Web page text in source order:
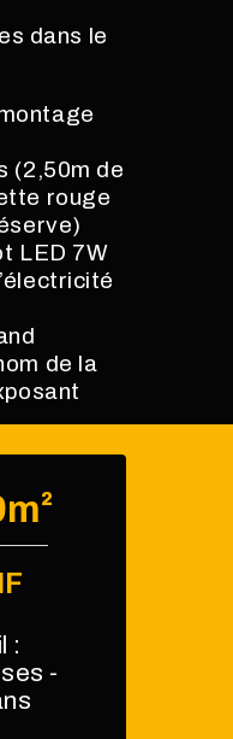
dans le
(2,50m de
rouge
LED 7W
de la
:
-